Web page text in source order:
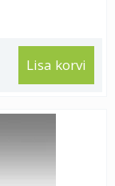
Lisa korvi